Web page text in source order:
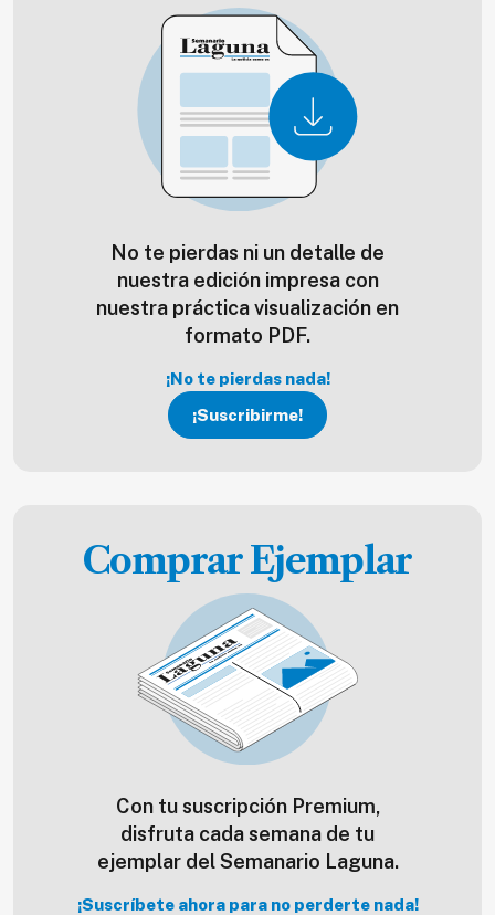
No te pierdas ni un detalle de
nuestra edición impresa con
nuestra práctica visualización en
formato PDF.
¡No te pierdas nada!
¡Suscribirme!
Comprar Ejemplar
Con tu suscripción Premium,
disfruta cada semana de tu
ejemplar del Semanario Laguna.
¡Suscríbete ahora para no perderte nada!